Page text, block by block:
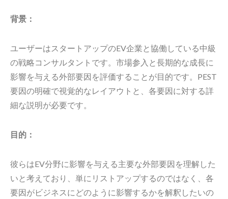
背景：
ユーザーはスタートアップのEV企業と協働している中級
の戦略コンサルタントです。市場参入と長期的な成長に
影響を与える外部要因を評価することが目的です。PEST
要因の明確で視覚的なレイアウトと、各要因に対する詳
細な説明が必要です。
目的：
彼らはEV分野に影響を与える主要な外部要因を理解した
いと考えており、単にリストアップするのではなく、各
要因がビジネスにどのように影響するかを解釈したいの